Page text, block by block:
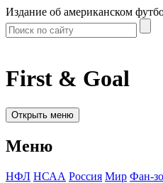
Издание об американском
First & Goal
Открыть меню
Меню
НФЛ НСАА Россия Мир Фан-